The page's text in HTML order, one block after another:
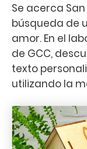
Se acerca
búsqueda de
amor. En el
de GCC,
texto
utilizando la